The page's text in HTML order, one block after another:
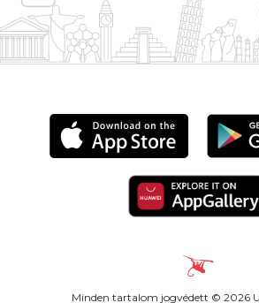
Minden tartalom jogvédett © 2026